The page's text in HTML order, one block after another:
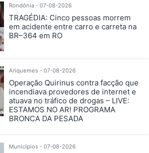
Rondônia - 07-08-2026
TRAGÉDIA: Cinco pessoas morrem
em acidente entre carro e carreta na
BR–364 em RO
Ariquemes - 07-08-2026
Operação Quirinus contra facção que
incendiava provedores de internet e
atuava no tráfico de drogas – LIVE:
ESTAMOS NO AR! PROGRAMA
BRONCA DA PESADA
Municípios - 07-08-2026